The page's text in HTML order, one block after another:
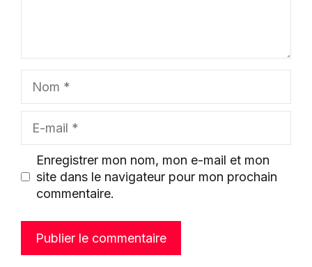
mail
Enregistrer mon nom, mon e-mail et mon
site dans le navigateur pour mon prochain
commentaire.